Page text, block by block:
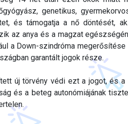
genetikus,
és támogatja a nő döntését,
az anya és a magzat
a Down-szindróma
garantált jogok része.
új törvény védi ezt a jogot, és
és a beteg autonómiájának